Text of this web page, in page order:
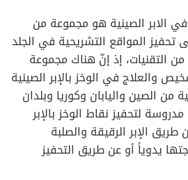
الابر الصينية هو مجموعة من
تحفيز المواقع التشريحية في الجلد
التقنيات، إذ إنّ هناك مجموعة
والعلاج في الوخز بالإبر الصينية
من الصين واليابان وكوريا وبلدان
لتحفيز نقاط الوخز بالإبر
الإبر الرقيقة والصلبة
يدوياً أو عن طريق التحفيز